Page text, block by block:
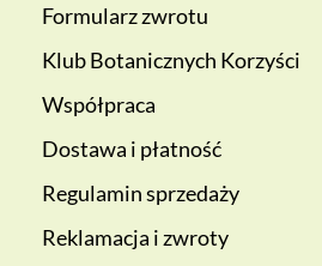
Formularz zwrotu
Klub Botanicznych Korzyści
Współpraca
Dostawa i płatność
Regulamin sprzedaży
Reklamacja i zwroty